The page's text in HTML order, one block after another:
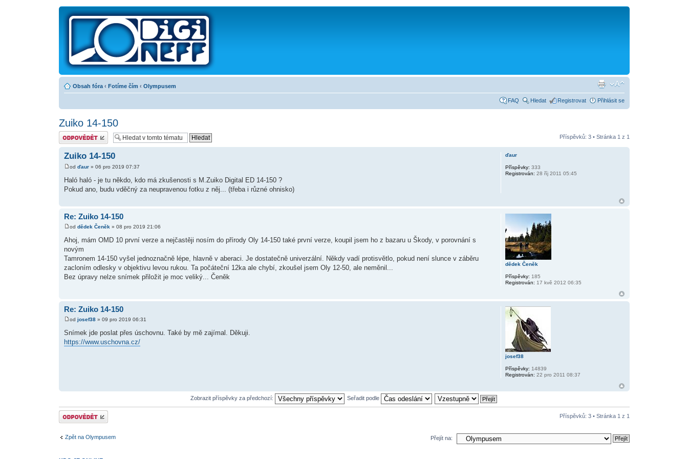
Obsah fóra ‹ Fotíme čím ‹ Olympusem
FAQ Hledat Registrovat Přihlásit se
Zuiko 14-150
Odeslat odpověď Příspěvků: 3 • Stránka 1 z 1
Zuiko 14-150
od ďaur» 06 pro 2019 07:37
Haló haló - je tu někdo, kdo má zkušenosti s M.Zuiko Digital ED 14-150 ?
Pokud ano, budu vděčný za neupravenou fotku z něj... (třeba i různé ohnisko)
ďaur
Příspěvky: 333
Registrován: 28 říj 2011 05:45
Re: Zuiko 14-150
od dědek Čeněk » 08 pro 2019 21:06
Ahoj, mám OMD 10 první verze a nejčastěji nosím do přírody Oly 14-150 také první verze, koupil jsem ho z bazaru u Škody, v porovnání s
novým
Tamronem 14-150 vyšel jednoznačně lépe, hlavně v aberaci. Je dostatečně univerzální. Někdy vadí protisvětlo, pokud není slunce v záběru
zacloním odlesky v objektivu levou rukou. Ta počáteční 12ka ale chybí, zkoušel jsem Oly 12-50, ale neměnil...
Bez úpravy nelze snímek přiložit je moc veliký... Čeněk
dědek Čeněk
Příspěvky: 185
Registrován: 17 kvě 2012 06:35
Re: Zuiko 14-150
od josef38» 09 pro 2019 06:31
Snímek jde poslat přes úschovnu. Také by mě zajímal. Děkuji.
https://www.uschovna.cz/
josef38
Příspěvky: 14839
Registrován: 22 pro 2011 08:37
Zobrazit příspěvky za předchozí: Seřadit podle
Odeslat odpověď Příspěvků: 3 • Stránka 1 z 1
Zpět na Olympusem Přejít na: